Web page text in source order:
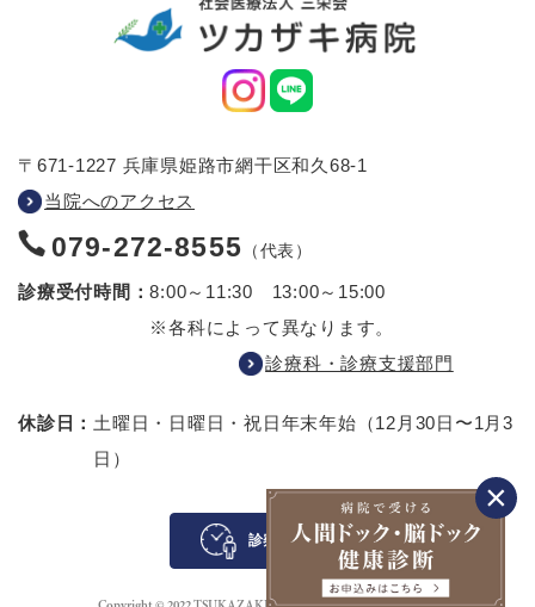
〒671-1227 兵庫県姫路市網干区和久68-1
当院へのアクセス
079-272-8555 （代表）
診療受付時間：8:00～11:30 13:00～15:00
※各科によって異なります。
診療科・診療支援部門
休診日： 土曜日・日曜日・祝日年末年始（12月30日〜1月3
日）
診察待ち案内